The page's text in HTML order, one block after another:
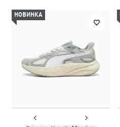
НОВИНКА